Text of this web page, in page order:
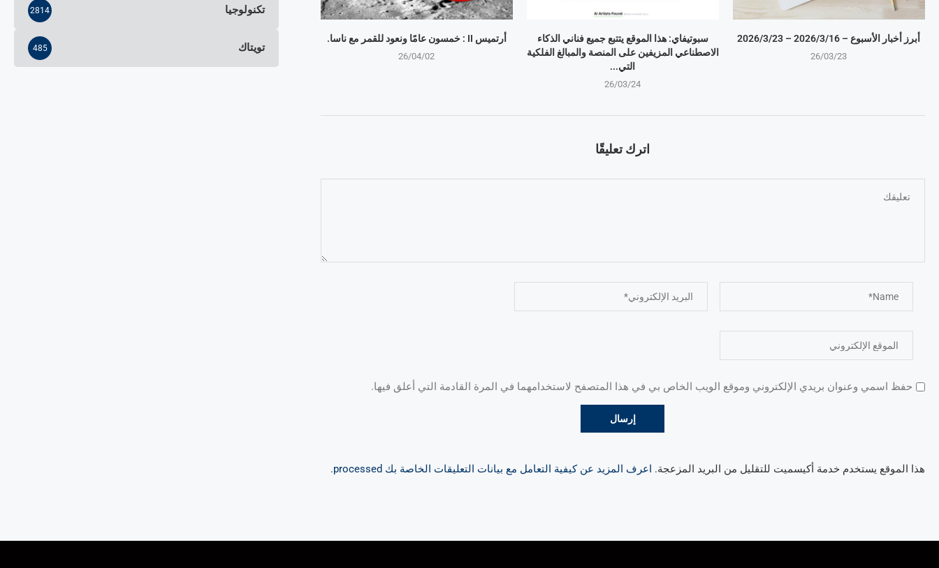
أرتميس II : خمسون عامًا ونعود للقمر مع ناسا.
26/04/02
سبوتيفاي: هذا الموقع يتتبع جميع فناني الذكاء
الاصطناعي المزيفين على المنصة والمبالغ الفلكية
التي...
26/03/24
أبرز أخبار الأسبوع – 16‏/3‏/2026 – 23‏/3‏/2026
26/03/23
اترك تعليقًا
حفظ اسمي وعنوان بريدي الإلكتروني وموقع الويب الخاص بي في هذا المتصفح لاستخدامهما في المرة القادمة التي أعلق فيها.
هذا الموقع يستخدم خدمة أكيسميت للتقليل من البريد المزعجة. اعرف المزيد عن كيفية التعامل مع بيانات التعليقات الخاصة بك processed .
تكنولوجيا 2814
تويتاك 485